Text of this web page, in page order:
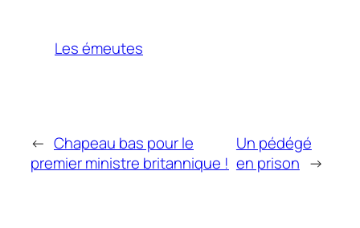
Les émeutes
← Chapeau bas pour le
premier ministre britannique !
Un pédégé
en prison →